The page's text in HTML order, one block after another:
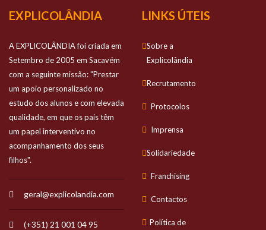
EXPLICOLÂNDIA
A EXPLICOLÂNDIA foi criada em
Setembro de 2005 em Sacavém
com a seguinte missão: "Prestar
um apoio personalizado no
estudo dos alunos e com elevada
qualidade, em que os pais têm
um papel interventivo no
acompanhamento dos seus
filhos".
geral@explicolandia.com
(+351) 21 001 04 95
LINKS ÚTEIS
Sobre a
Explicolândia
Recrutamento
Protocolos
Imprensa
Solidariedade
Franchising
Contactos
Política de